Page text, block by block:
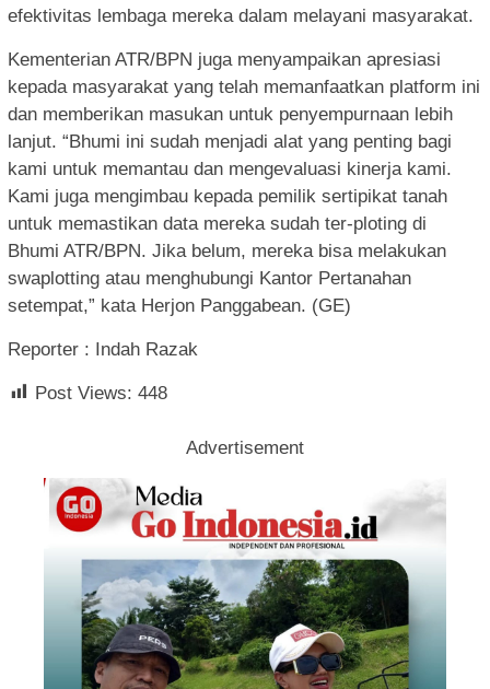
efektivitas lembaga mereka dalam melayani masyarakat.
Kementerian ATR/BPN juga menyampaikan apresiasi
kepada masyarakat yang telah memanfaatkan platform ini
dan memberikan masukan untuk penyempurnaan lebih
lanjut. “Bhumi ini sudah menjadi alat yang penting bagi
kami untuk memantau dan mengevaluasi kinerja kami.
Kami juga mengimbau kepada pemilik sertipikat tanah
untuk memastikan data mereka sudah ter-ploting di
Bhumi ATR/BPN. Jika belum, mereka bisa melakukan
swaplotting atau menghubungi Kantor Pertanahan
setempat,” kata Herjon Panggabean. (GE)
Reporter : Indah Razak
Post Views: 448
Advertisement